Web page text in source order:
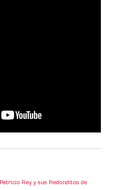
Patricio Rey y sus Redonditos de